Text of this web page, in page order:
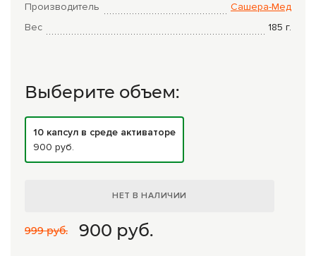
Книги Гарбузова Г.А.
Комплексные программы лечения
Производитель
Сашера-Мед
Вес
185 г.
Выберите объем:
10 капсул в среде активаторе
900 руб.
НЕТ В НАЛИЧИИ
999 руб. 900 руб.